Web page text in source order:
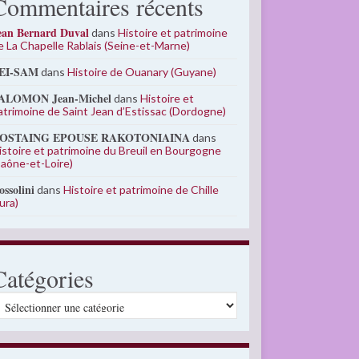
récents
Bernard DuvaldansHistoire et patrimoine
La Chapelle Rablais (Seine-et-Marne)
SAMdansHistoire de Ouanary (Guyane)
Jean-MicheldansHistoire et
de Saint Jean d’Estissac (Dordogne)
EPOUSE RAKOTONIAINAdans
et patrimoine du Breuil en Bourgogne
et-Loire)
dansHistoire et patrimoine de Chille